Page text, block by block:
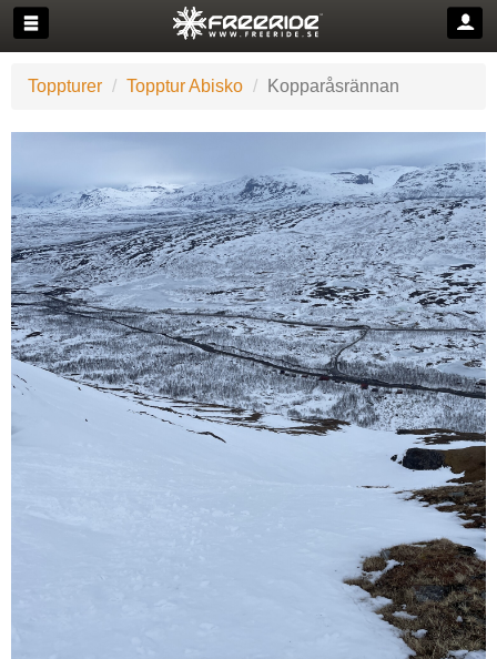
Toppturer Topptur Abisko Kopparåsrännan